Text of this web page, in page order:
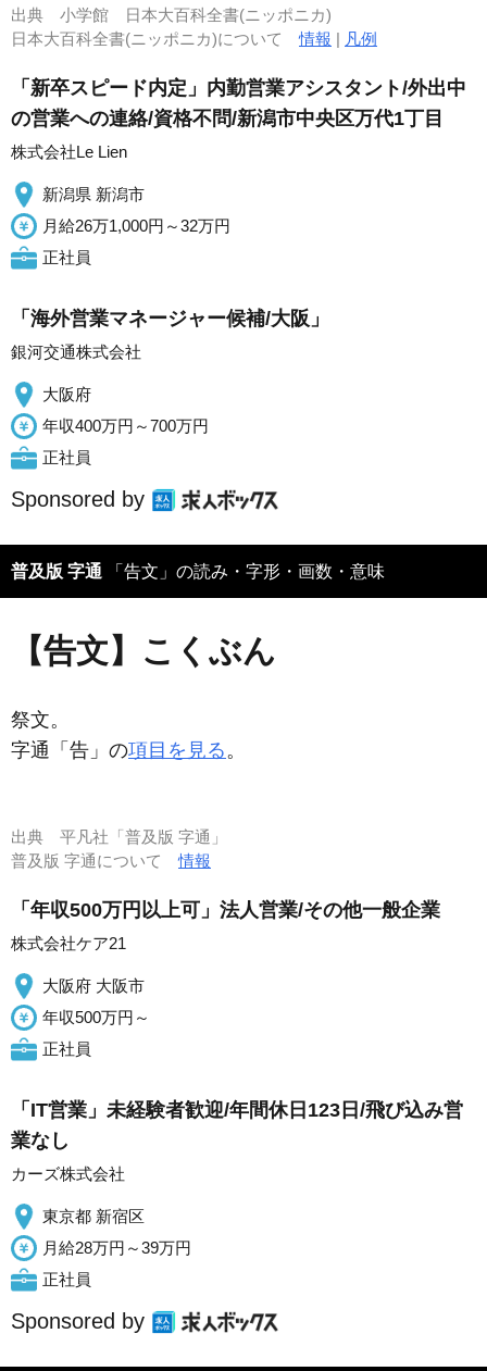
出典 小学館 日本大百科全書(ニッポニカ)
日本大百科全書(ニッポニカ)について情報 | 凡例
「新卒スピード内定」内勤営業アシスタント/外出中
の営業への連絡/資格不問/新潟市中央区万代1丁目
株式会社Le Lien
新潟県 新潟市
月給26万1,000円～32万円
正社員
「海外営業マネージャー候補/大阪」
銀河交通株式会社
大阪府
年収400万円～700万円
正社員
Sponsored by
普及版 字通 「告文」の読み・字形・画数・意味
【告文】こくぶん
祭文。
字通「告」の項目を見る。
出典 平凡社「普及版 字通」
普及版 字通について情報
「年収500万円以上可」法人営業/その他一般企業
株式会社ケア21
大阪府 大阪市
年収500万円～
正社員
「IT営業」未経験者歓迎/年間休日123日/飛び込み営
業なし
カーズ株式会社
東京都 新宿区
月給28万円～39万円
正社員
Sponsored by